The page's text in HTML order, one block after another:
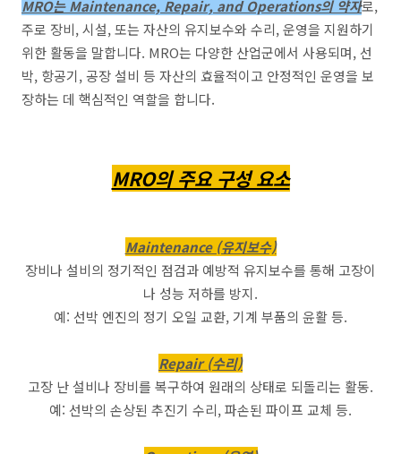
MRO는 Maintenance, Repair, and Operations의 약자로,
주로 장비, 시설, 또는 자산의 유지보수와 수리, 운영을 지원하기
위한 활동을 말합니다. MRO는 다양한 산업군에서 사용되며, 선
박, 항공기, 공장 설비 등 자산의 효율적이고 안정적인 운영을 보
장하는 데 핵심적인 역할을 합니다.
MRO의 주요 구성 요소
Maintenance (유지보수)
장비나 설비의 정기적인 점검과 예방적 유지보수를 통해 고장이
나 성능 저하를 방지.
예: 선박 엔진의 정기 오일 교환, 기계 부품의 윤활 등.
Repair (수리)
고장 난 설비나 장비를 복구하여 원래의 상태로 되돌리는 활동.
예: 선박의 손상된 추진기 수리, 파손된 파이프 교체 등.